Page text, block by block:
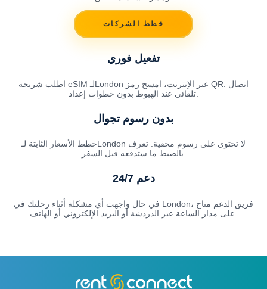
خطط الشركات
تفعيل فوري
اطلب شريحة eSIM لـLondon عبر الإنترنت، امسح رمز QR. اتصال
بدون رسوم تجوال
خطط الأسعار الثابتة لـLondon لا تحتوي على رسوم مخفية. تعرف
بالضبط ما ستدفعه قبل السفر.
دعم 24/7
في حال واجهت أي مشكلة أثناء رحلتك في London، فريق الدعم متاح
على مدار الساعة عبر الدردشة أو البريد الإلكتروني أو الهاتف.